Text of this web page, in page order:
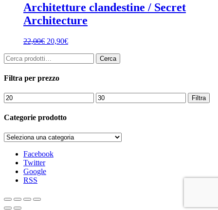
Architetture clandestine / Secret
Architecture
22,00€ 20,90€
Cerca:
Cerca
Filtra per prezzo
Prezzo
Min
Prezzo
Max
Filtra
Categorie prodotto
Facebook
Twitter
Google
RSS